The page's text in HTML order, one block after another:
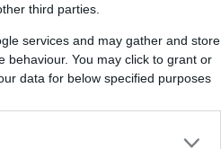
third parties.
services and may gather and store
behaviour. You may click to grant or
data for below specified purposes